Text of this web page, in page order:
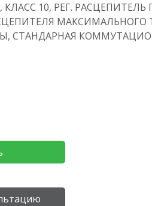
10, РЕГ. РАСЦЕПИТЕЛЬ
МАКСИМАЛЬНОГО
СТАНДАРНАЯ